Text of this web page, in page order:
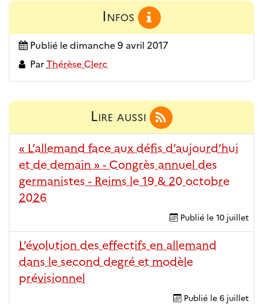
Infos
Publié le dimanche 9 avril 2017
Par Thérèse Clerc
Lire aussi
« L’allemand face aux défis d’aujourd’hui
et de demain » - Congrès annuel des
germanistes - Reims le 19 & 20 octobre
2026
Publié le 10 juillet
L’évolution des effectifs en allemand
dans le second degré et modèle
prévisionnel
Publié le 6 juillet